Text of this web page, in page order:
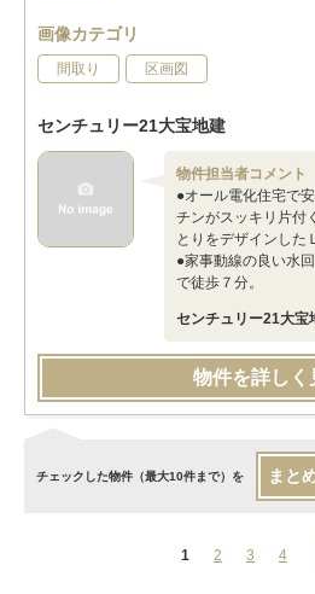
画像カテゴリ
間取り 区画図
センチュリー21大宝地建
物件担当者コメント
●オール電化住宅で
チンがスッキリ片付
とりをデザインした
●家事動線の良い水
で徒歩７分。
センチュリー21大宝
物件を詳しく
チェックした物件（最大10件まで）を まと
1 2 3 4